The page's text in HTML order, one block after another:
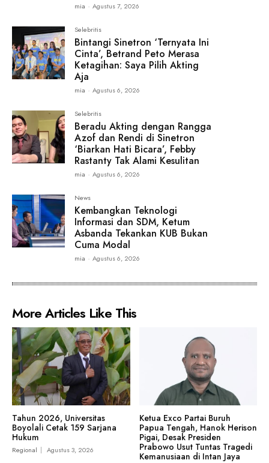
mia - Agustus 7, 2026
Selebritis
Bintangi Sinetron ‘Ternyata Ini
Cinta’, Betrand Peto Merasa
Ketagihan: Saya Pilih Akting
Aja
mia - Agustus 6, 2026
Selebritis
Beradu Akting dengan Rangga
Azof dan Rendi di Sinetron
‘Biarkan Hati Bicara’, Febby
Rastanty Tak Alami Kesulitan
mia - Agustus 6, 2026
News
Kembangkan Teknologi
Informasi dan SDM, Ketum
Asbanda Tekankan KUB Bukan
Cuma Modal
mia - Agustus 6, 2026
More Articles Like This
Tahun 2026, Universitas
Boyolali Cetak 159 Sarjana
Hukum
Regional Agustus 3, 2026
Ketua Exco Partai Buruh
Papua Tengah, Hanok Herison
Pigai, Desak Presiden
Prabowo Usut Tuntas Tragedi
Kemanusiaan di Intan Jaya